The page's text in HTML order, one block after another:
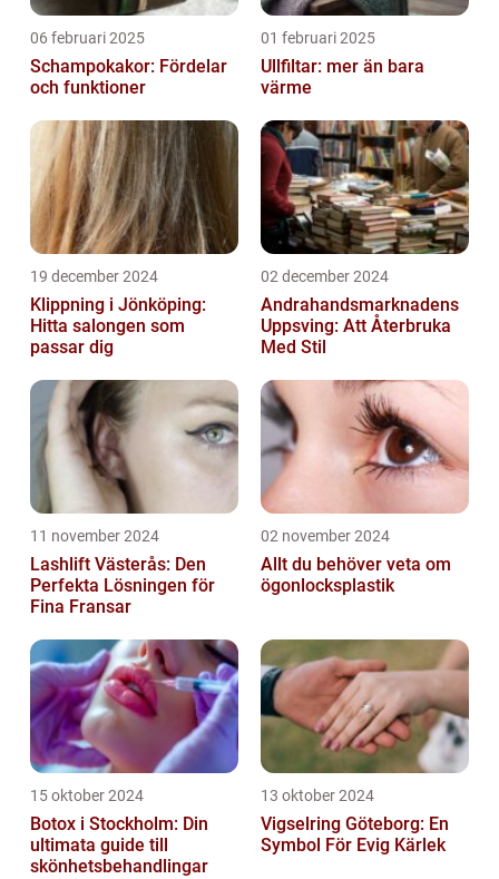
06 februari 2025
Schampokakor: Fördelar
och funktioner
01 februari 2025
Ullfiltar: mer än bara
värme
19 december 2024
Klippning i Jönköping:
Hitta salongen som
passar dig
02 december 2024
Andrahandsmarknadens
Uppsving: Att Återbruka
Med Stil
11 november 2024
Lashlift Västerås: Den
Perfekta Lösningen för
Fina Fransar
02 november 2024
Allt du behöver veta om
ögonlocksplastik
15 oktober 2024
Botox i Stockholm: Din
ultimata guide till
skönhetsbehandlingar
13 oktober 2024
Vigselring Göteborg: En
Symbol För Evig Kärlek